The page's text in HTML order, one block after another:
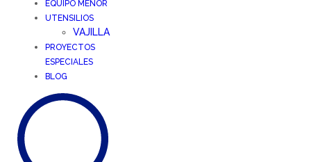
EQUIPO MENOR
UTENSILIOS
VAJILLA
PROYECTOS
ESPECIALES
BLOG